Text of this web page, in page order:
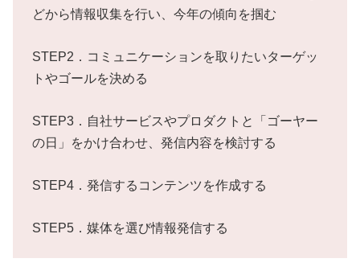
どから情報収集を行い、今年の傾向を掴む
STEP2．コミュニケーションを取りたいターゲッ
トやゴールを決める
STEP3．自社サービスやプロダクトと「ゴーヤー
の日」をかけ合わせ、発信内容を検討する
STEP4．発信するコンテンツを作成する
STEP5．媒体を選び情報発信する